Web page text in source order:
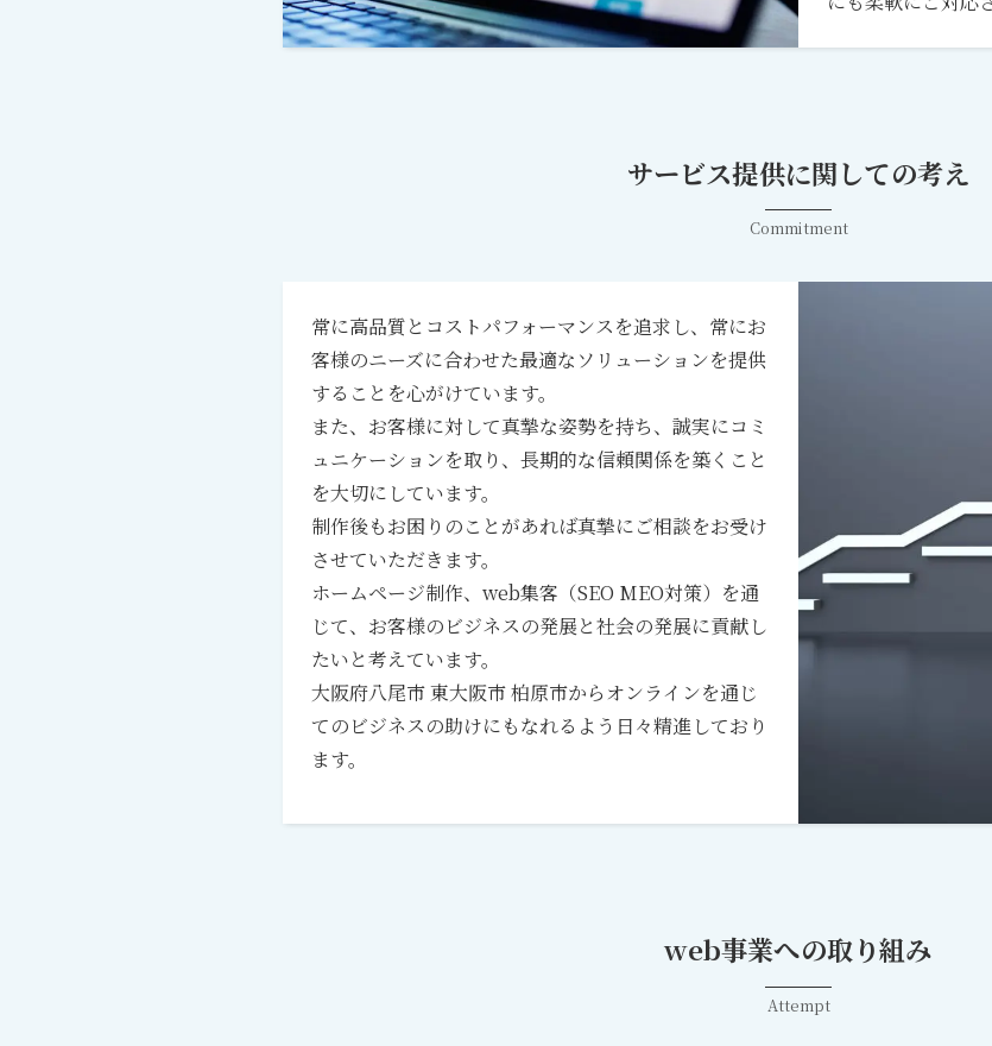
サービス提供に関しての考え
Commitment
常に高品質とコストパフォーマンスを追求し、常にお
客様のニーズに合わせた最適なソリューションを提供
することを心がけています。
また、お客様に対して真摯な姿勢を持ち、誠実にコミ
ュニケーションを取り、長期的な信頼関係を築くこと
を大切にしています。
制作後もお困りのことがあれば真摯にご相談をお受け
させていただきます。
ホームページ制作、web集客（SEO MEO対策）を通
じて、お客様のビジネスの発展と社会の発展に貢献し
たいと考えています。
大阪府八尾市 東大阪市 柏原市からオンラインを通じ
てのビジネスの助けにもなれるよう日々精進しており
ます。
web事業への取り組み
Attempt